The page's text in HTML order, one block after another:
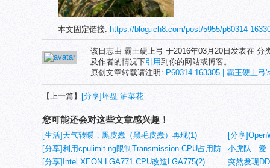
本文固定链接: https://blog.ich8.com/post/5955/p60314-
该日志由 霸王硬上弓 于2016年03月20日发表在 分
及作者的情况下引用到你的网站或博客。
原创文章转载请注明: P60314-163305 | 霸王硬上弓
【上一篇】 [分享]坪盘 油菜花
您可能还会对这些文章感兴趣！
[生活]天气转暖，黑皮蠹（黑毛皮蠹）再现(1)
[分享
[分享]利用cpulimit-ng限制Transmission CPU占用防
止系统自动重启
小虎队.-.爱
[分享]Intel XEON LGA771 CPU改造LGA775(2)
突然发现